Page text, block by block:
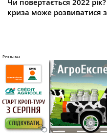
Чи повертається 2022
криза може розвиватися